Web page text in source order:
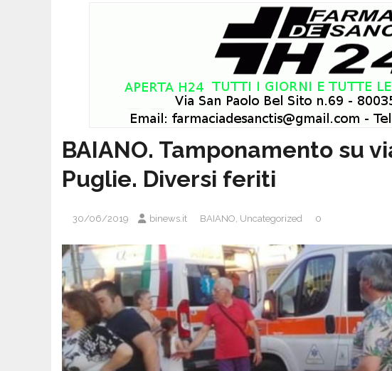
BAIANO. Tamponamento su
Puglie. Diversi feriti
30/06/2019 binews.it BAIANO, Uncategorized 0